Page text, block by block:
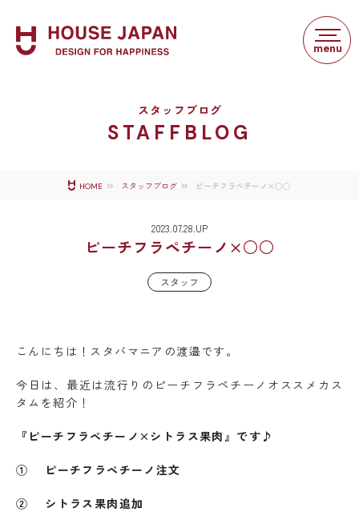
スタッフブログ
STAFFBLOG
HOME スタッフブログ ピーチフラペチーノ×○○
2023.07.28.UP
ピーチフラペチーノ×○○
スタッフ
こんにちは！スタバマニアの渡邉です。
今日は、最近は流行りのピーチフラペチーノオススメカス
タムを紹介！
『ピーチフラペチーノ×シトラス果肉』です♪
① ピーチフラペチーノ注文
② シトラス果肉追加